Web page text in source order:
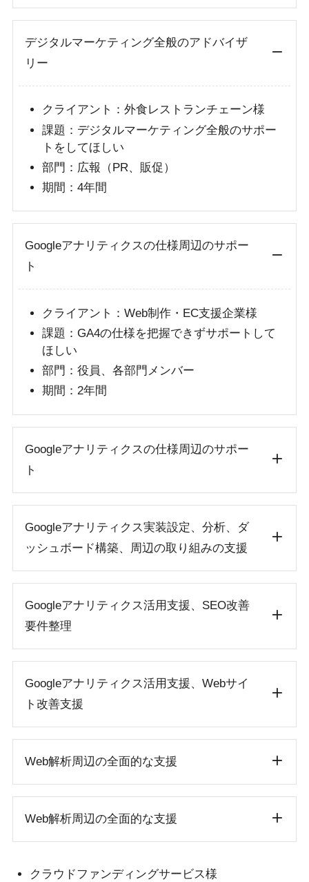
デジタルマーケティング全般のアドバイザ
リー
クライアント：外食レストランチェーン様
課題：デジタルマーケティング全般のサポー
トをしてほしい
部門：広報（PR、販促）
期間：4年間
Googleアナリティクスの仕様周辺のサポー
ト
クライアント：Web制作・EC支援企業様
課題：GA4の仕様を把握できずサポートして
ほしい
部門：役員、各部門メンバー
期間：2年間
Googleアナリティクスの仕様周辺のサポー
ト
Googleアナリティクス実装設定、分析、ダ
ッシュボード構築、周辺の取り組みの支援
Googleアナリティクス活用支援、SEO改善
要件整理
Googleアナリティクス活用支援、Webサイ
ト改善支援
Web解析周辺の全面的な支援
Web解析周辺の全面的な支援
クラウドファンディングサービス様